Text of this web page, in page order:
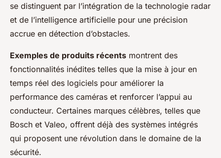
se distinguent par l’intégration de la technologie radar
et de l’intelligence artificielle pour une précision
accrue en détection d’obstacles.
Exemples de produits récents montrent des
fonctionnalités inédites telles que la mise à jour en
temps réel des logiciels pour améliorer la
performance des caméras et renforcer l’appui au
conducteur. Certaines marques célèbres, telles que
Bosch et Valeo, offrent déjà des systèmes intégrés
qui proposent une révolution dans le domaine de la
sécurité.